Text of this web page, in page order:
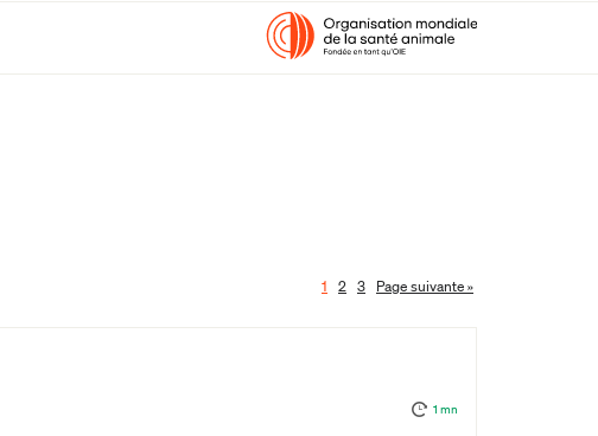
1 2 3 Page suivante »
1 mn